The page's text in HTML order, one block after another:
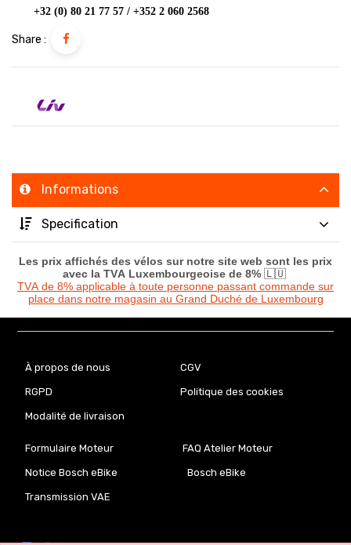
+32 (0) 80 21 77 57 / +352 2 060 2568
Share :
Informations
Specification
Les prix affichés des vélos sur notre site web sont les prix
avec la TVA Luxembourgeoise de 8% 🇱🇺
TVA de 8% applicable à toute personne passant commande sur
place dans notre magasin au Grand Duché de Luxembourg
À propos de nous CGV
RGPD Politique des cookies
Modalité de livraison
Formulaire Moteur FAQ Atelier Moteur
Notice Bosch eBike Bosch eBike
Transmission VAE